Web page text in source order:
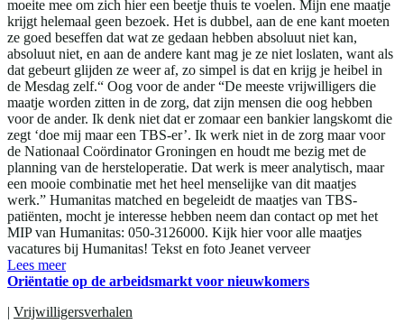
moeite mee om zich hier een beetje thuis te voelen. Mijn ene maatje
krijgt helemaal geen bezoek. Het is dubbel, aan de ene kant moeten
ze goed beseffen dat wat ze gedaan hebben absoluut niet kan,
absoluut niet, en aan de andere kant mag je ze niet loslaten, want als
dat gebeurt glijden ze weer af, zo simpel is dat en krijg je heibel in
de Mesdag zelf.“ Oog voor de ander “De meeste vrijwilligers die
maatje worden zitten in de zorg, dat zijn mensen die oog hebben
voor de ander. Ik denk niet dat er zomaar een bankier langskomt die
zegt ‘doe mij maar een TBS-er’. Ik werk niet in de zorg maar voor
de Nationaal Coördinator Groningen en houdt me bezig met de
planning van de hersteloperatie. Dat werk is meer analytisch, maar
een mooie combinatie met het heel menselijke van dit maatjes
werk.” Humanitas matched en begeleidt de maatjes van TBS-
patiënten, mocht je interesse hebben neem dan contact op met het
MIP van Humanitas: 050-3126000. Kijk hier voor alle maatjes
vacatures bij Humanitas! Tekst en foto Jeanet verveer
Lees meer
Oriëntatie op de arbeidsmarkt voor nieuwkomers
| Vrijwilligersverhalen